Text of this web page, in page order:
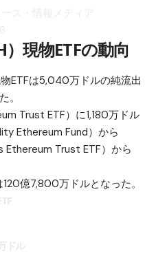
現物ETFの動向
ETFは5,040万ドルの純流出
。
Trust ETF）に1,180万ドル
Ethereum Fund）から
Ethereum Trust ETF）から
億7,800万ドルとなった。